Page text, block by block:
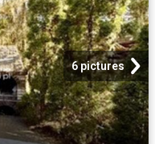
6 pictures